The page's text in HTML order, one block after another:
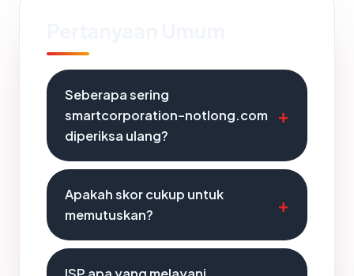
Seberapa sering
smartcorporation-notlong.com
diperiksa ulang?
Apakah skor cukup untuk
memutuskan?